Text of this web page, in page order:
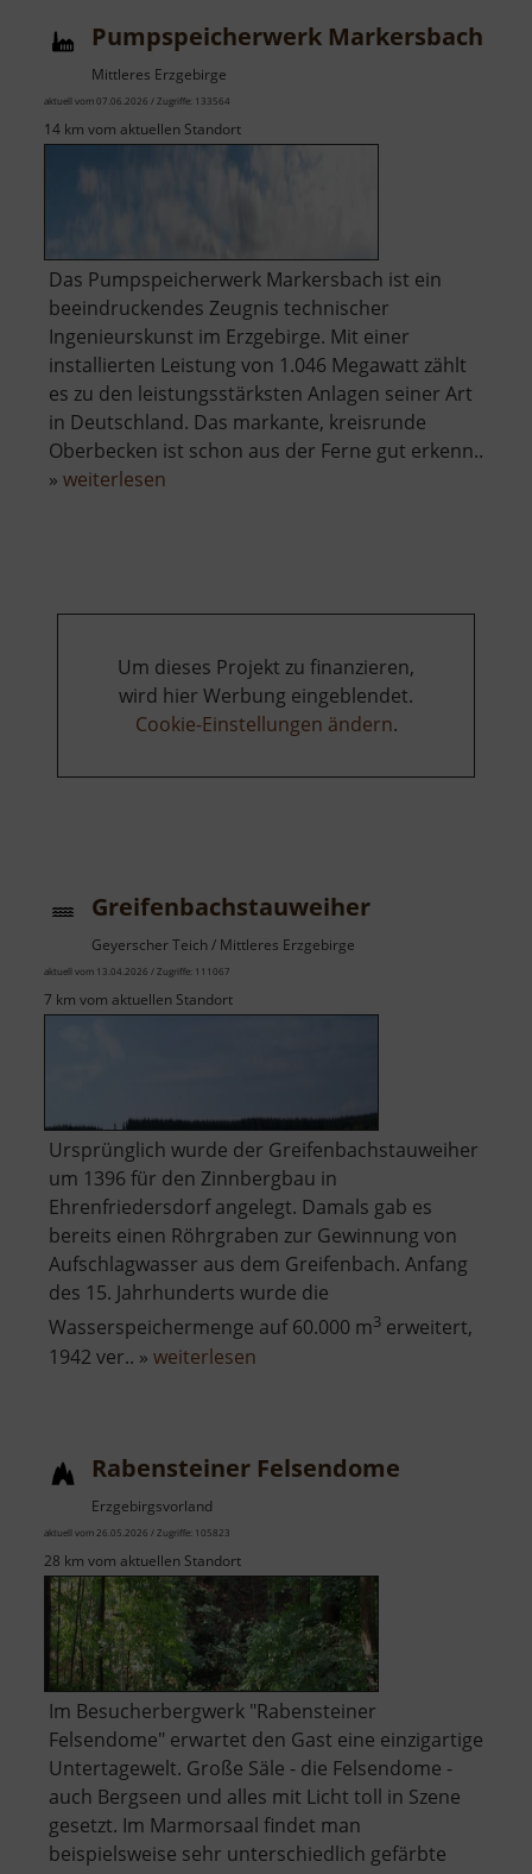
Pumpspeicherwerk Markersbach
Mittleres Erzgebirge
aktuell vom 07.06.2026 / Zugriffe: 133564
14 km vom aktuellen Standort
Das Pumpspeicherwerk Markersbach ist ein
beeindruckendes Zeugnis technischer
Ingenieurskunst im Erzgebirge. Mit einer
installierten Leistung von 1.046 Megawatt zählt
es zu den leistungsstärksten Anlagen seiner Art
in Deutschland. Das markante, kreisrunde
Oberbecken ist schon aus der Ferne gut erkenn..
» weiterlesen
Um dieses Projekt zu finanzieren,
wird hier Werbung eingeblendet.
Cookie-Einstellungen ändern.
Greifenbachstauweiher
Geyerscher Teich / Mittleres Erzgebirge
aktuell vom 13.04.2026 / Zugriffe: 111067
7 km vom aktuellen Standort
Ursprünglich wurde der Greifenbachstauweiher
um 1396 für den Zinnbergbau in
Ehrenfriedersdorf angelegt. Damals gab es
bereits einen Röhrgraben zur Gewinnung von
Aufschlagwasser aus dem Greifenbach. Anfang
des 15. Jahrhunderts wurde die
Wasserspeichermenge auf 60.000 m3 erweitert,
1942 ver.. » weiterlesen
Rabensteiner Felsendome
Erzgebirgsvorland
aktuell vom 26.05.2026 / Zugriffe: 105823
28 km vom aktuellen Standort
Im Besucherbergwerk "Rabensteiner
Felsendome" erwartet den Gast eine einzigartige
Untertagewelt. Große Säle - die Felsendome -
auch Bergseen und alles mit Licht toll in Szene
gesetzt. Im Marmorsaal findet man
beispielsweise sehr unterschiedlich gefärbte